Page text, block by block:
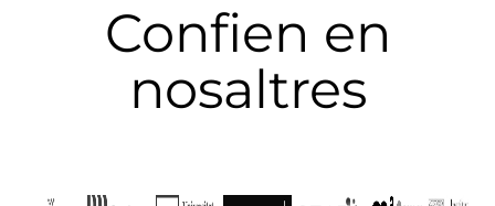
Confien en
nosaltres